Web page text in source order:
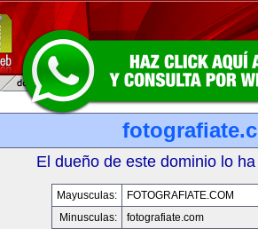
El dueño de este dominio lo
Mayusculas:
FOTOGRAFIATE.COM
Minusculas:
fotografiate.com